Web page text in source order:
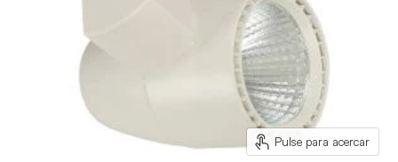
Pulse para acercar